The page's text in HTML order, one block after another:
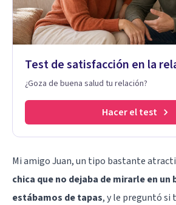
Test de satisfacción en la
¿Goza de buena salud tu relación?
Hacer el test
Mi amigo Juan, un tipo bastante
chica que no dejaba de mirarle en un
estábamos de tapas, y le preguntó si